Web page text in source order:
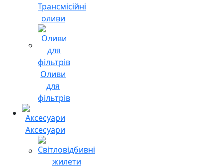
Трансмісійні
оливи
Оливи
для
фільтрів
Аксесуари